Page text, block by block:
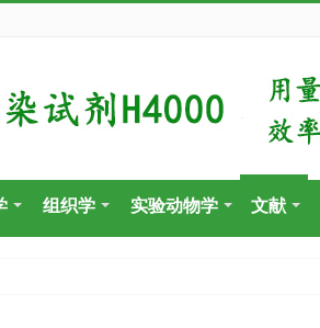
组织学 实验动物学 文献